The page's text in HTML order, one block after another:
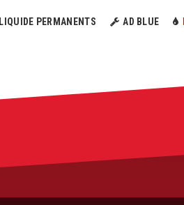
LIQUIDE PERMANENTS AD BLUE